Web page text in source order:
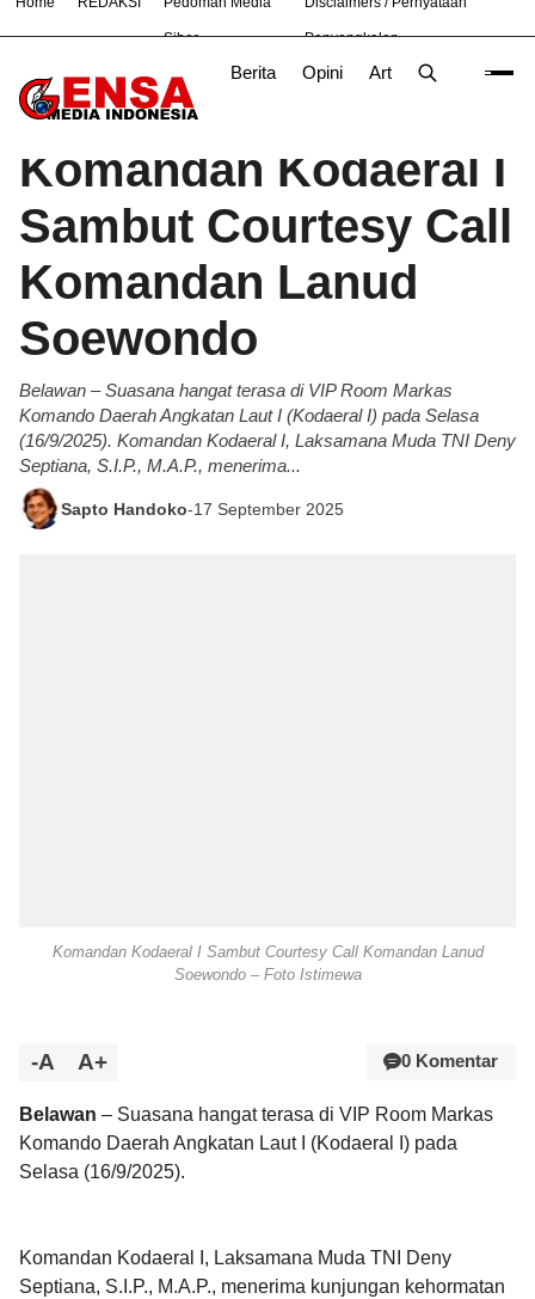
Siber Penyangkalan
Berita Opini Artikel
# Bandung Bekasi Hukum Nasional News TNI
Beranda/Berita
Komandan Kodaeral I
Sambut Courtesy Call
Komandan Lanud
Soewondo
Belawan – Suasana hangat terasa di VIP Room Markas
Komando Daerah Angkatan Laut I (Kodaeral I) pada Selasa
(16/9/2025). Komandan Kodaeral I, Laksamana Muda TNI Deny
Septiana, S.I.P., M.A.P., menerima...
Sapto Handoko-17 September 2025
Komandan Kodaeral I Sambut Courtesy Call Komandan Lanud
Soewondo – Foto Istimewa
-A A+ 0 Komentar
Belawan – Suasana hangat terasa di VIP Room Markas
Komando Daerah Angkatan Laut I (Kodaeral I) pada
Selasa (16/9/2025).
Komandan Kodaeral I, Laksamana Muda TNI Deny
Septiana, S.I.P., M.A.P., menerima kunjungan kehormatan